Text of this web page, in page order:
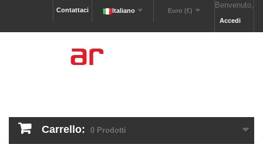
Benvenuto,
Accedi
Euro (€)
Italiano
Contattaci
Carrello: 0 Prodotti